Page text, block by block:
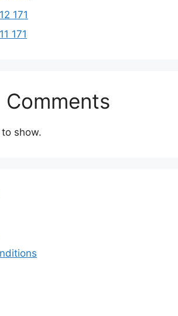
171
171
Comments
show.